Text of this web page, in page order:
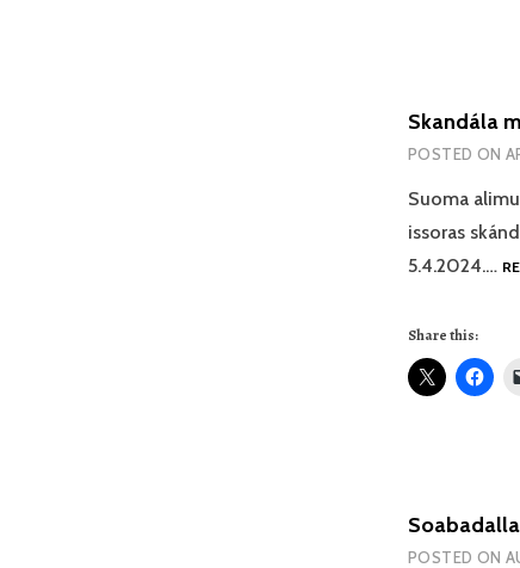
Skandála
POSTED ON
Suoma
issoras
5.4.2024.…
Share this:
POSTED ON